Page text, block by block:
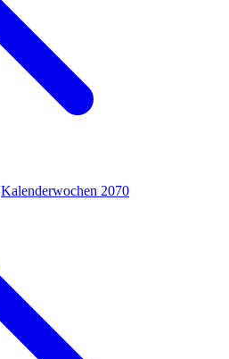
Kalenderwochen 2070